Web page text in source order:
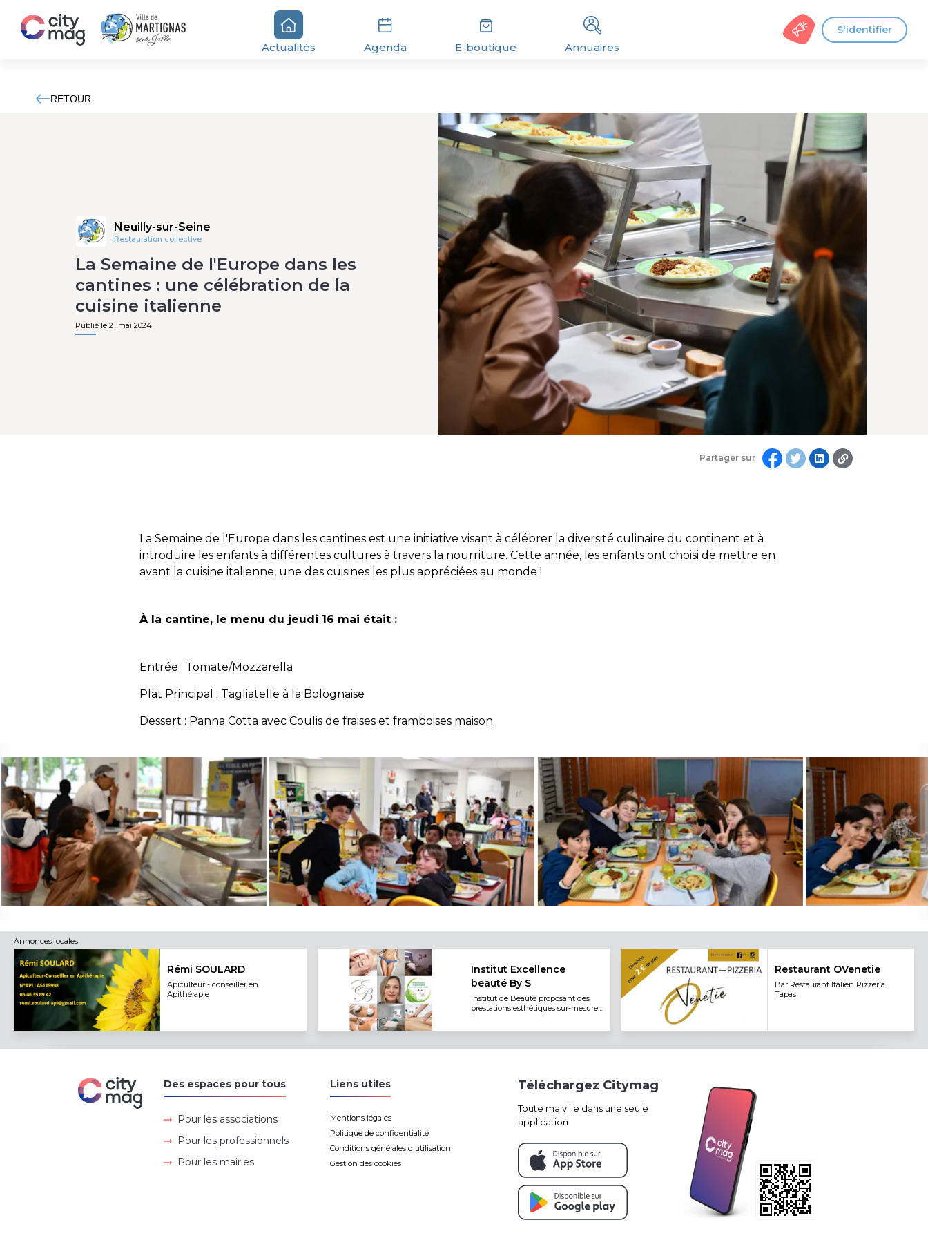
Actualités Agenda E-boutique Annuaires
S'identifier
RETOUR
Neuilly-sur-Seine
Restauration collective
La Semaine de l'Europe dans les
cantines : une célébration de la
cuisine italienne
Publié le 21 mai 2024
Partager sur
La Semaine de l'Europe dans les cantines est une initiative visant à célébrer la diversité culinaire du continent et à
introduire les enfants à différentes cultures à travers la nourriture. Cette année, les enfants ont choisi de mettre en
avant la cuisine italienne, une des cuisines les plus appréciées au monde !
À la cantine, le menu du jeudi 16 mai était :
Entrée : Tomate/Mozzarella
Plat Principal : Tagliatelle à la Bolognaise
Dessert : Panna Cotta avec Coulis de fraises et framboises maison
Annonces locales
Rémi SOULARD
Apiculteur - conseiller en
Apithérapie
Institut Excellence
beauté By S
Institut de Beauté proposant des
prestations esthétiques sur-mesure
Restaurant OVenetie
Bar Restaurant Italien Pizzeria
Tapas
Des espaces pour tous
Pour les associations
Pour les professionnels
Pour les mairies
Liens utiles
Mentions légales
Politique de confidentialité
Conditions générales d'utilisation
Gestion des cookies
Téléchargez Citymag
Toute ma ville dans une seule
application